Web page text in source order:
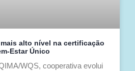
alto nível na certificação
Estar Único
WQS, cooperativa evolui